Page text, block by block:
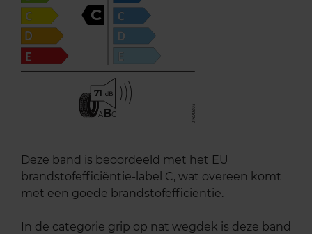
C
71
ABC
Deze band is beoordeeld met het EU
brandstofefficiëntie-label C, wat overeen komt
met een goede brandstofefficiëntie.
In de categorie grip op nat wegdek is deze band